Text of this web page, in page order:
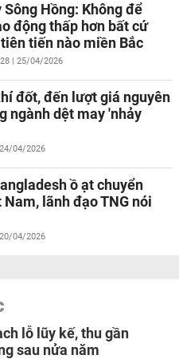
Hồng: Không để
động thấp hơn bất cứ
tiến nào miền Bắc
| 25/04/2026
đốt, đến lượt giá nguyên
ngành dệt may 'nhảy
04/2026
ồ ạt chuyển
lãnh đạo TNG nói
04/2026
lỗ lũy kế, thu gần
sau nửa năm